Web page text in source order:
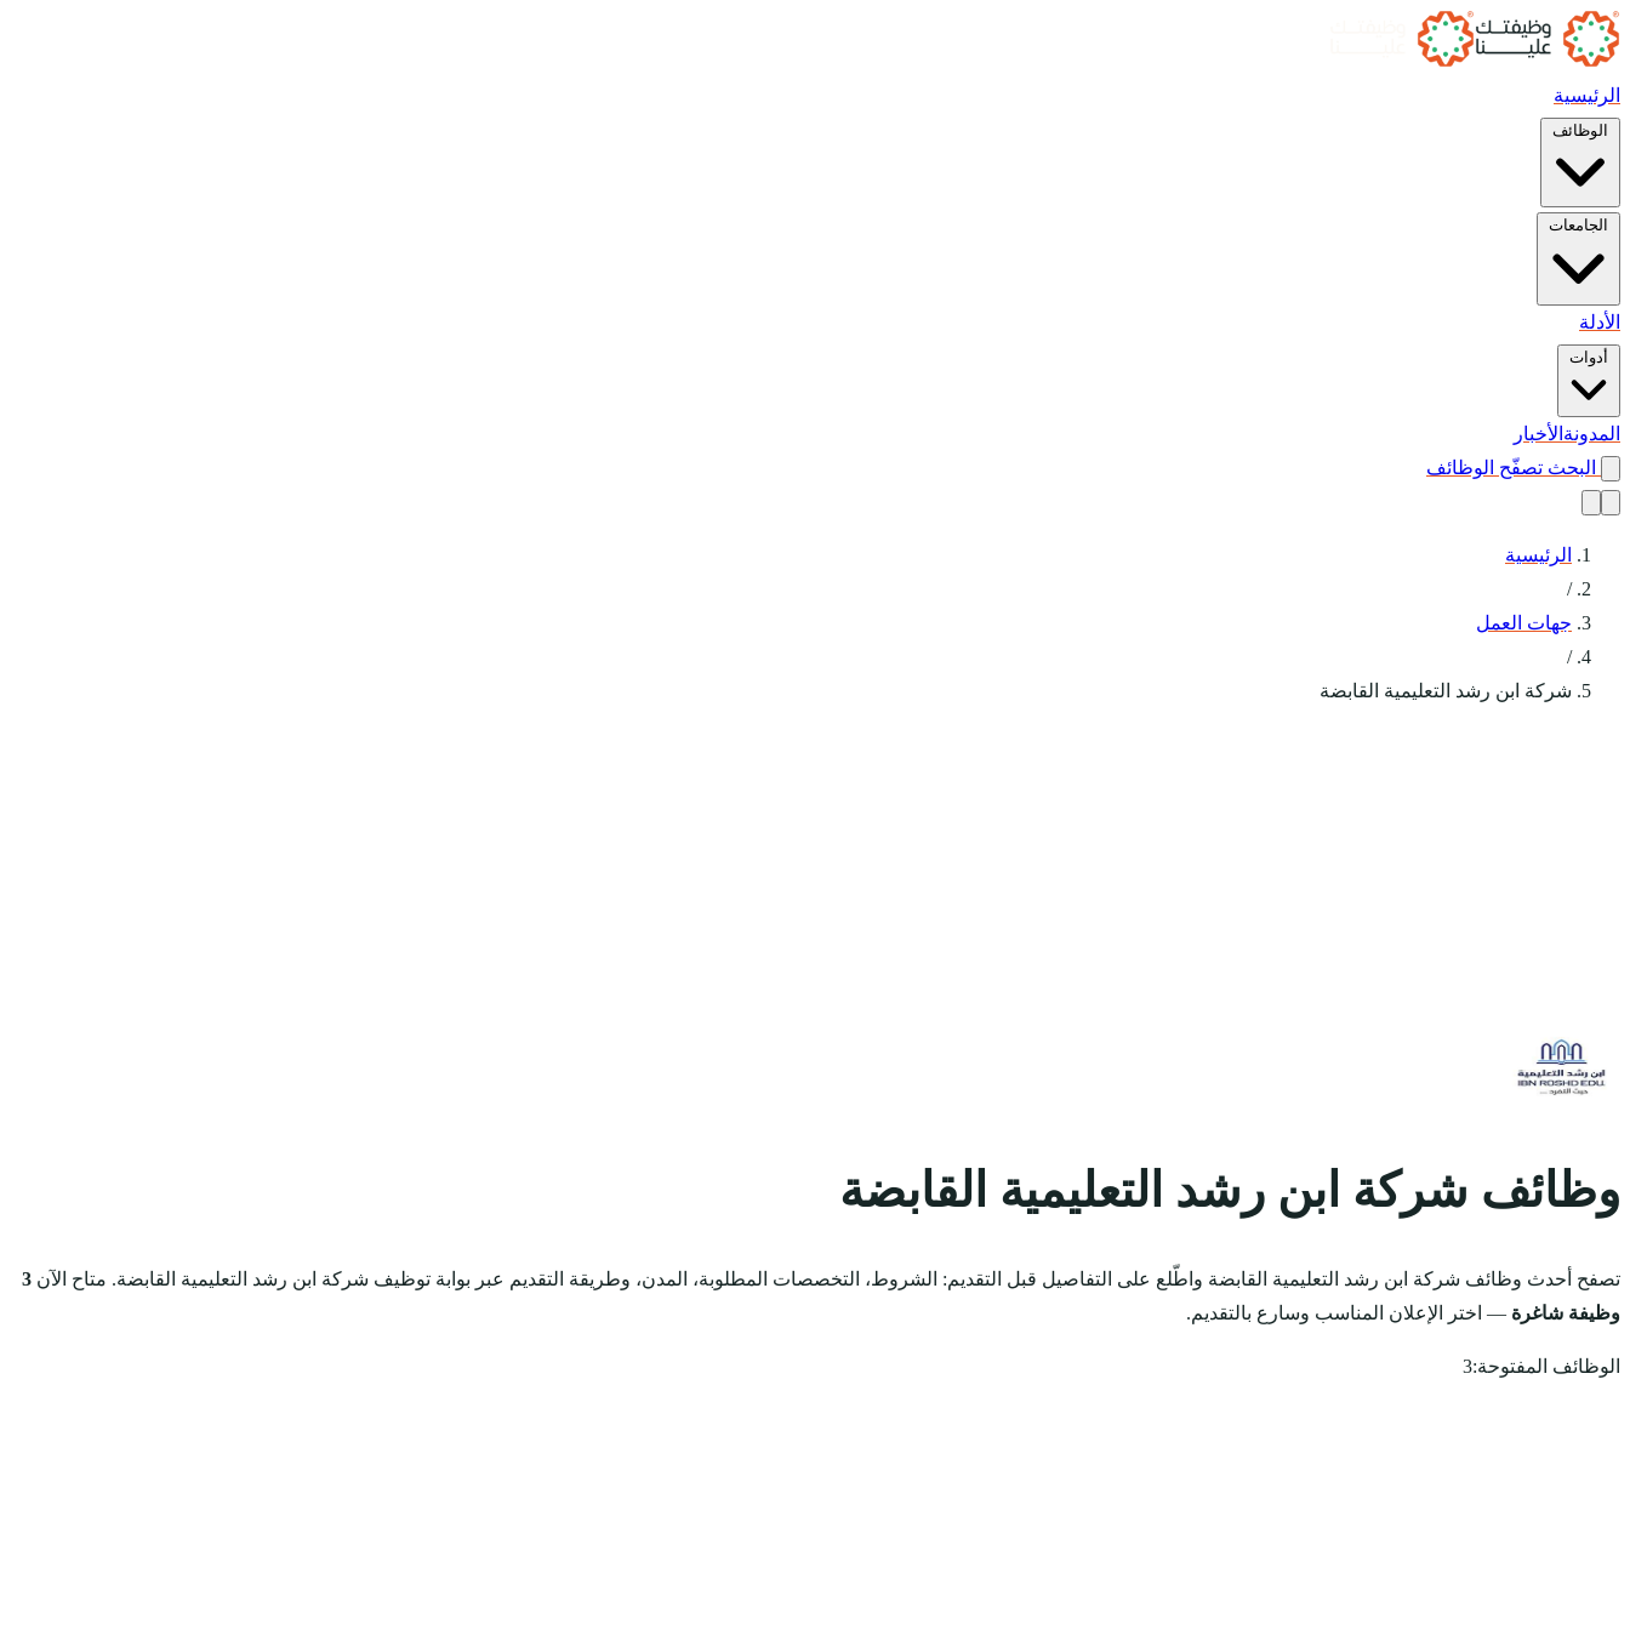
الرئيسية
الوظائف
الجامعات
الأدلة
أدوات
المدونة الأخبار
البحث تصفّح الوظائف
الرئيسية
/
جهات العمل
/
شركة ابن رشد التعليمية القابضة
وظائف شركة ابن رشد التعليمية القابضة
تصفح أحدث وظائف شركة ابن رشد التعليمية القابضة واطّلع على التفاصيل قبل التقديم: الشروط، التخصصات المطلوبة، المدن، وطريقة التقديم عبر بوابة توظيف شركة ابن رشد التعليمية القابضة. متاح الآن 3
وظيفة شاغرة — اختر الإعلان المناسب وسارع بالتقديم.
الوظائف المفتوحة:3